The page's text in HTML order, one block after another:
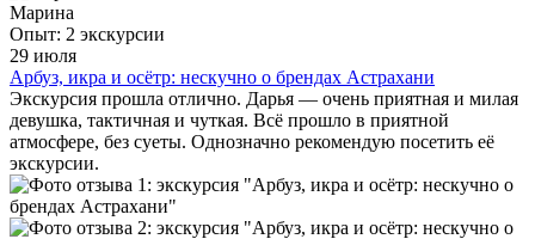
Марина
Опыт: 2 экскурсии
29 июля
Арбуз, икра и осётр: нескучно о брендах Астрахани
Экскурсия прошла отлично. Дарья — очень приятная и милая
девушка, тактичная и чуткая. Всё прошло в приятной
атмосфере, без суеты. Однозначно рекомендую посетить её
экскурсии.